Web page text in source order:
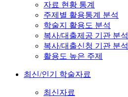
자료 현황 통계
주제별 활용통계 분석
학술지 활용도 분석
복사/대출제공 기관 분석
복사/대출신청 기관 분석
활용도 높은 주제
최신/인기 학술자료
최신자료